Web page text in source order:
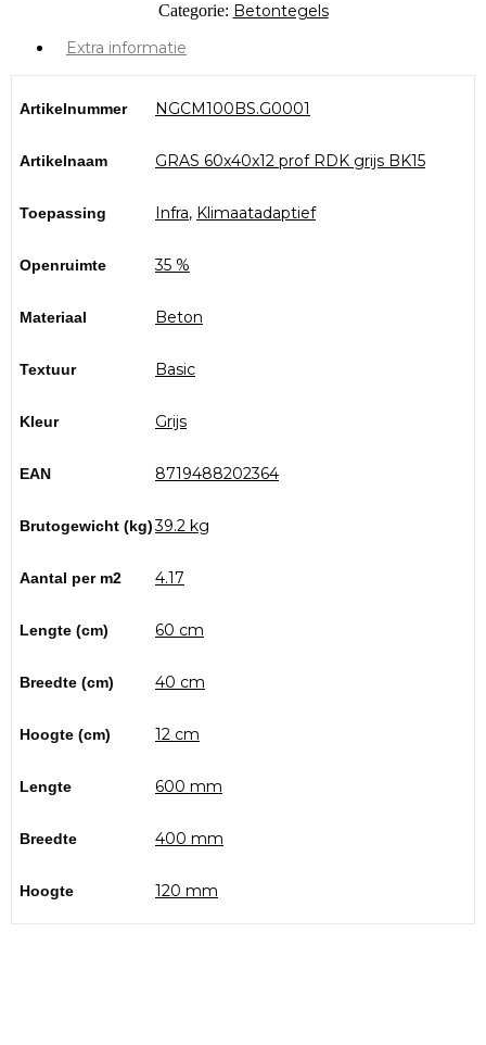
Categorie: Betontegels
Extra informatie
Artikelnummer NGCM100BS.G0001
Artikelnaam GRAS 60x40x12 prof RDK grijs BK15
Toepassing Infra, Klimaatadaptief
Openruimte 35 %
Materiaal Beton
Textuur Basic
Kleur Grijs
EAN 8719488202364
Brutogewicht (kg)39.2 kg
Aantal per m2 4.17
Lengte (cm) 60 cm
Breedte (cm) 40 cm
Hoogte (cm) 12 cm
Lengte 600 mm
Breedte 400 mm
Hoogte 120 mm